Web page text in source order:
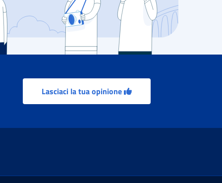
Lasciaci la tua opinione